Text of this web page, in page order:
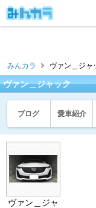
みんカラ ヴァン＿ジャ
ヴァン＿ジャック
ブログ 愛車紹介
ヴァン＿ジャ